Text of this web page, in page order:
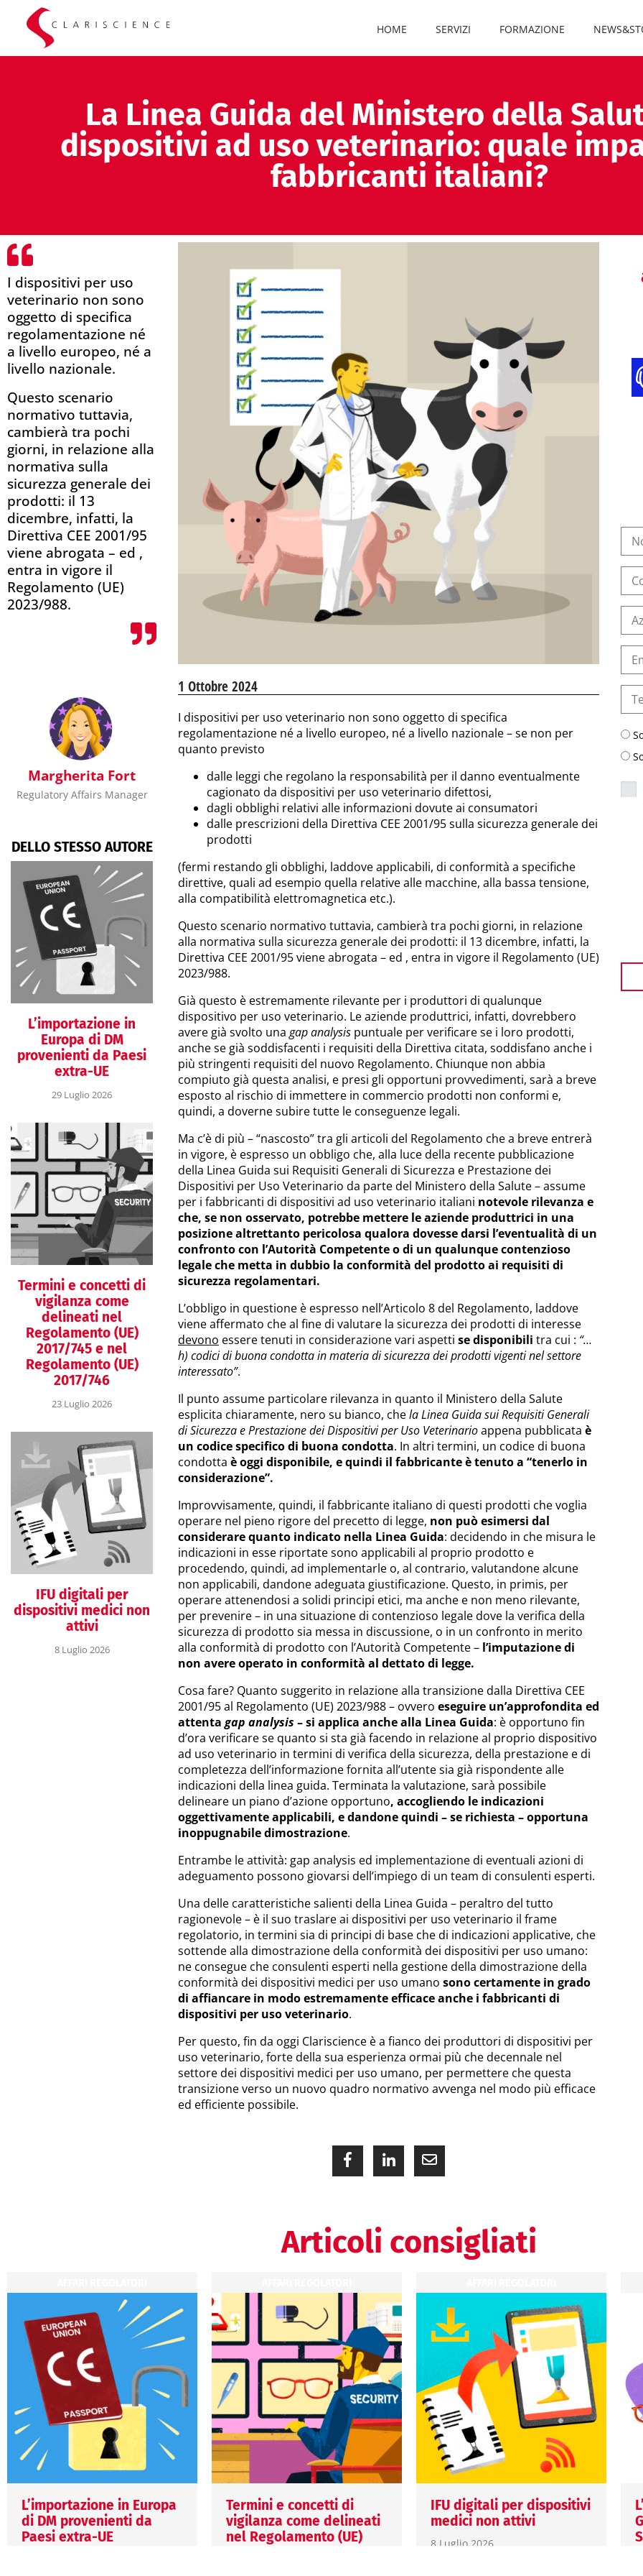
HOME SERVIZI FORMAZIONE
La Linea Guida del Ministero della
dispositivi ad uso veterinario: quale
fabbricanti italiani?
I dispositivi per uso
veterinario non sono
oggetto di specifica
regolamentazione né
a livello europeo, né a
livello nazionale.
Questo scenario
normativo tuttavia,
cambierà tra pochi
giorni, in relazione alla
normativa sulla
sicurezza generale dei
prodotti: il 13
dicembre, infatti, la
Direttiva CEE 2001/95
viene abrogata – ed ,
entra in vigore il
Regolamento (UE)
2023/988.
Margherita Fort
Regulatory Affairs Manager
DELLO STESSO AUTORE
L’importazione in
Europa di DM
provenienti da Paesi
extra-UE
29 Luglio 2026
Termini e concetti di
vigilanza come
delineati nel
Regolamento (UE)
2017/745 e nel
Regolamento (UE)
2017/746
23 Luglio 2026
IFU digitali per
dispositivi medici non
attivi
8 Luglio 2026
1 Ottobre 2024
I dispositivi per uso veterinario non sono oggetto di specifica
regolamentazione né a livello europeo, né a livello nazionale – se non per
quanto previsto
dalle leggi che regolano la responsabilità per il danno eventualmente
cagionato da dispositivi per uso veterinario difettosi,
dagli obblighi relativi alle informazioni dovute ai consumatori
dalle prescrizioni della Direttiva CEE 2001/95 sulla sicurezza generale dei
prodotti
(fermi restando gli obblighi, laddove applicabili, di conformità a specifiche
direttive, quali ad esempio quella relative alle macchine, alla bassa tensione,
alla compatibilità elettromagnetica etc.).
Questo scenario normativo tuttavia, cambierà tra pochi giorni, in relazione
alla normativa sulla sicurezza generale dei prodotti: il 13 dicembre, infatti, la
Direttiva CEE 2001/95 viene abrogata – ed , entra in vigore il Regolamento (UE)
2023/988.
Già questo è estremamente rilevante per i produttori di qualunque
dispositivo per uso veterinario. Le aziende produttrici, infatti, dovrebbero
avere già svolto una gap analysis puntuale per verificare se i loro prodotti,
anche se già soddisfacenti i requisiti della Direttiva citata, soddisfano anche i
più stringenti requisiti del nuovo Regolamento. Chiunque non abbia
compiuto già questa analisi, e presi gli opportuni provvedimenti, sarà a breve
esposto al rischio di immettere in commercio prodotti non conformi e,
quindi, a doverne subire tutte le conseguenze legali.
Ma c’è di più – “nascosto” tra gli articoli del Regolamento che a breve entrerà
in vigore, è espresso un obbligo che, alla luce della recente pubblicazione
della Linea Guida sui Requisiti Generali di Sicurezza e Prestazione dei
Dispositivi per Uso Veterinario da parte del Ministero della Salute – assume
per i fabbricanti di dispositivi ad uso veterinario italiani notevole rilevanza e
che, se non osservato, potrebbe mettere le aziende produttrici in una
posizione altrettanto pericolosa qualora dovesse darsi l’eventualità di un
confronto con l’Autorità Competente o di un qualunque contenzioso
legale che metta in dubbio la conformità del prodotto ai requisiti di
sicurezza regolamentari.
L’obbligo in questione è espresso nell’Articolo 8 del Regolamento, laddove
viene affermato che al fine di valutare la sicurezza dei prodotti di interesse
devono essere tenuti in considerazione vari aspetti se disponibili tra cui : “…
h) codici di buona condotta in materia di sicurezza dei prodotti vigenti nel settore
interessato”.
Il punto assume particolare rilevanza in quanto il Ministero della Salute
esplicita chiaramente, nero su bianco, chela Linea Guida sui Requisiti Generali
di Sicurezza e Prestazione dei Dispositivi per Uso Veterinarioappena pubblicata è
un codice specifico di buona condotta. In altri termini, un codice di buona
condotta è oggi disponibile, e quindi il fabbricante è tenuto a “tenerlo in
considerazione”.
Improvvisamente, quindi, il fabbricante italiano di questi prodotti che voglia
operare nel pieno rigore del precetto di legge, non può esimersi dal
considerare quanto indicato nella Linea Guida: decidendo in che misura le
indicazioni in esse riportate sono applicabili al proprio prodotto e
procedendo, quindi, ad implementarle o, al contrario, valutandone alcune
non applicabili, dandone adeguata giustificazione. Questo, in primis, per
operare attenendosi a solidi principi etici, ma anche e non meno rilevante,
per prevenire – in una situazione di contenzioso legale dove la verifica della
sicurezza di prodotto sia messa in discussione, o in un confronto in merito
alla conformità di prodotto con l’Autorità Competente – l’imputazione di
non avere operato in conformità al dettato di legge.
Cosa fare? Quanto suggerito in relazione alla transizione dalla Direttiva CEE
2001/95 al Regolamento (UE) 2023/988 – ovvero eseguire un’approfondita ed
attenta gap analysis – si applica anche alla Linea Guida: è opportuno fin
d’ora verificare se quanto si sta già facendo in relazione al proprio dispositivo
ad uso veterinario in termini di verifica della sicurezza, della prestazione e di
completezza dell’informazione fornita all’utente sia già rispondente alle
indicazioni della linea guida. Terminata la valutazione, sarà possibile
delineare un piano d’azione opportuno, accogliendo le indicazioni
oggettivamente applicabili, e dandone quindi – se richiesta – opportuna
inoppugnabile dimostrazione.
Entrambe le attività: gap analysis ed implementazione di eventuali azioni di
adeguamento possono giovarsi dell’impiego di un team di consulenti esperti.
Una delle caratteristiche salienti della Linea Guida – peraltro del tutto
ragionevole – è il suo traslare ai dispositivi per uso veterinario il frame
regolatorio, in termini sia di principi di base che di indicazioni applicative, che
sottende alla dimostrazione della conformità dei dispositivi per uso umano:
ne consegue che consulenti esperti nella gestione della dimostrazione della
conformità dei dispositivi medici per uso umano sono certamente in grado
di affiancare in modo estremamente efficace anche i fabbricanti di
dispositivi per uso veterinario.
Per questo, fin da oggi Clariscience è a fianco dei produttori di dispositivi per
uso veterinario, forte della sua esperienza ormai più che decennale nel
settore dei dispositivi medici per uso umano, per permettere che questa
transizione verso un nuovo quadro normativo avvenga nel modo più efficace
ed efficiente possibile.
Articoli consigliati
L’importazione in Europa
di DM provenienti da
Paesi extra-UE
Termini e concetti di
vigilanza come delineati
nel Regolamento (UE)
IFU digitali per dispositivi
medici non attivi
8 Luglio 2026